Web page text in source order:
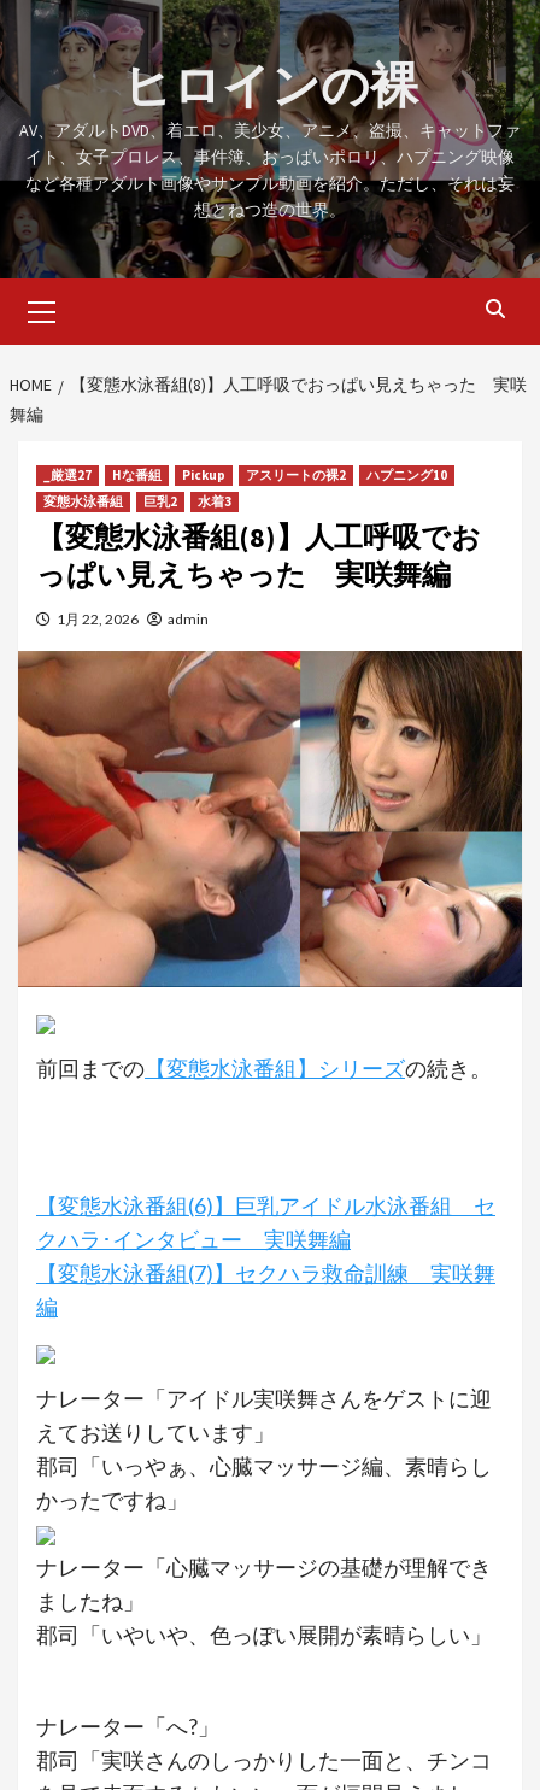
Skip
to
content
ヒロインの裸
AV、アダルトDVD、着エロ、美少女、アニメ、盗撮、キャットファ
イト、女子プロレス、事件簿、おっぱいポロリ、ハプニング映像
など各種アダルト画像やサンプル動画を紹介。ただし、それは妄
想とねつ造の世界。
Menu
HOME
【変態水泳番組(8)】人工呼吸でおっぱい見えちゃった 実咲
舞編
_厳選27 Hな番組 Pickup アスリートの裸2
ハプニング10
変態水泳番組
巨乳2 水着3
【変態水泳番組(8)】人工呼吸でお
っぱい見えちゃった 実咲舞編
1月 22, 2026 admin
前回までの 【変態水泳番組】シリーズの続き。
【変態水泳番組(6)】巨乳アイドル水泳番組 セ
クハラ･インタビュー 実咲舞編
【変態水泳番組(7)】セクハラ救命訓練 実咲舞
編
ナレーター「アイドル実咲舞さんをゲストに迎
えてお送りしています」
郡司「いっやぁ、心臓マッサージ編、素晴らし
かったですね」
ナレーター「心臓マッサージの基礎が理解でき
ましたね」
郡司「いやいや、色っぽい展開が素晴らしい」
ナレーター「へ?」
郡司「実咲さんのしっかりした一面と、チンコ